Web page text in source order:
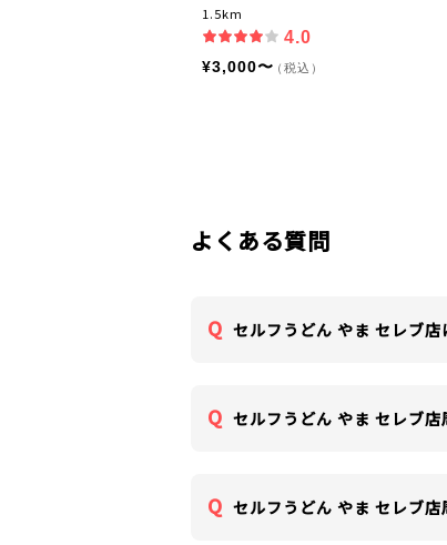
1.5km
4.0
¥3,000〜（税込）
よくある質問
セルフうどん やま セレブ店
セルフうどん やま セレブ店
セルフうどん やま セレブ店